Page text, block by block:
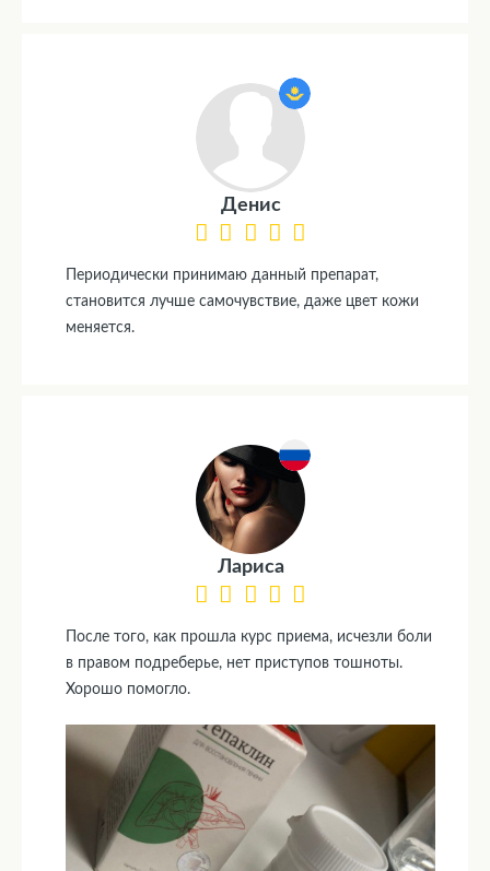
Денис
Периодически принимаю данный препарат,
становится лучше самочувствие, даже цвет кожи
меняется.
Лариса
После того, как прошла курс приема, исчезли боли
в правом подреберье, нет приступов тошноты.
Хорошо помогло.